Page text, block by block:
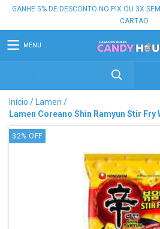
GANHE 5% DE DESCONTO NO PIX OU 3X
CARTAO
MENU
Início / Lamen /
Lamen Coreano Shin Ramyun Stir Fry
32% OFF